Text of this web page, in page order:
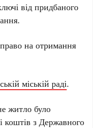
від придбаного
право на отримання
міській раді.
житло було
коштів з Державного